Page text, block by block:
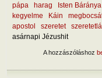
pápa
harag Isten Báránya
kegyelme
Káin
apostol
szeretet
asárnapi Jézushit
A hozzászóláshoz